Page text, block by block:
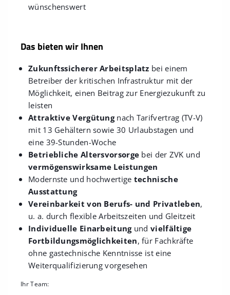
wünschenswert
Das bieten wir Ihnen
Zukunftssicherer Arbeitsplatz bei einem
Betreiber der kritischen Infrastruktur mit der
Möglichkeit, einen Beitrag zur Energiezukunft zu
leisten
Attraktive Vergütungnach Tarifvertrag (TV-V)
mit 13 Gehältern sowie 30 Urlaubstagen und
eine 39-Stunden-Woche
Betriebliche Altersvorsorge bei der ZVK und
vermögenswirksame Leistungen
Modernste und hochwertige technische
Ausstattung
Vereinbarkeit von Berufs- und Privatleben,
u. a. durch flexible Arbeitszeiten und Gleitzeit
Individuelle Einarbeitungund vielfältige
Fortbildungsmöglichkeiten, für Fachkräfte
ohne gastechnische Kenntnisse ist eine
Weiterqualifizierung vorgesehen
Ihr Team: